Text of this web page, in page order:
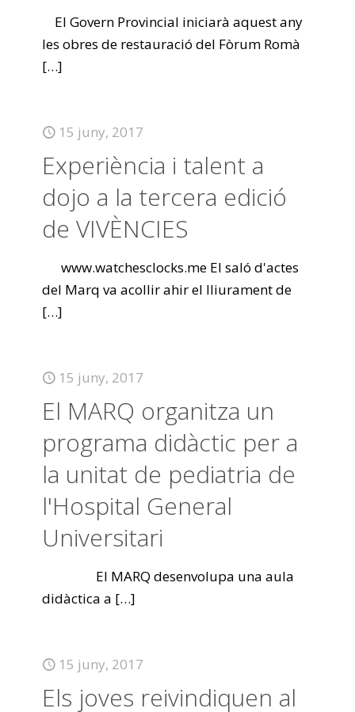
El Govern Provincial iniciarà aquest any
les obres de restauració del Fòrum Romà
[…]
15 juny, 2017
Experiència i talent a
dojo a la tercera edició
de VIVÈNCIES
www.watchesclocks.me El saló d'actes
del Marq va acollir ahir el lliurament de
[…]
15 juny, 2017
El MARQ organitza un
programa didàctic per a
la unitat de pediatria de
l'Hospital General
Universitari
El MARQ desenvolupa una aula
didàctica a […]
15 juny, 2017
Els joves reivindiquen al